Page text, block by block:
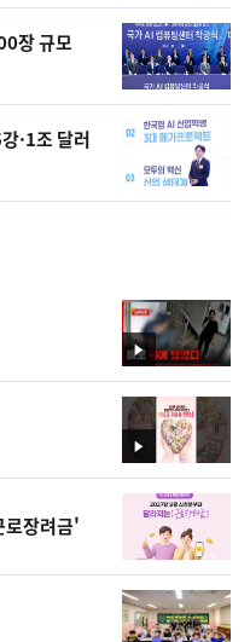
장 규모
·1조 달러
영
상
영
상
로장려금'